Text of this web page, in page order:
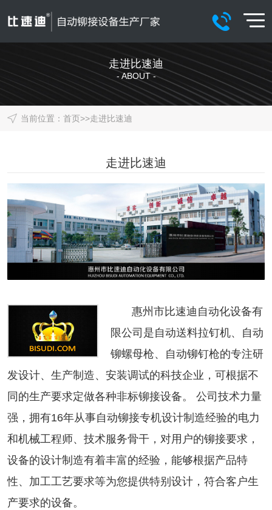
走进比速迪
- ABOUT -
当前位置： 首页>>走进比速迪
走进比速迪
惠州市比速迪自动化设备有
限公司是自动送料拉钉机、自动
铆螺母枪、自动铆钉枪的专注研
发设计、生产制造、安装调试的科技企业，可根据不
同的生产要求定做各种非标铆接设备。 公司技术力量
强，拥有16年从事自动铆接专机设计制造经验的电力
和机械工程师、技术服务骨干，对用户的铆接要求，
设备的设计制造有着丰富的经验，能够根据产品特
性、加工工艺要求等为您提供特别设计，符合客户生
产要求的设备。